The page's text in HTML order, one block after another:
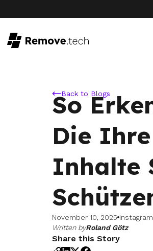
Back to Blogs
So
Die
Inhalte
November 10, 2025 Instagram
Written byRoland Götz
Share this Story